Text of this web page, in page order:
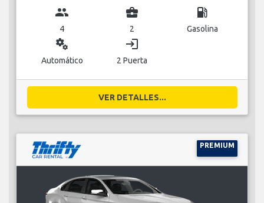
group
4
business_center
2
local_gas_station
Gasolina
miscellaneous_services
Automático
login
2 Puerta
VER DETALLES...
PREMIUM